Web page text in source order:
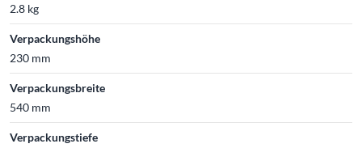
2.8 kg
Verpackungshöhe
230 mm
Verpackungsbreite
540 mm
Verpackungstiefe